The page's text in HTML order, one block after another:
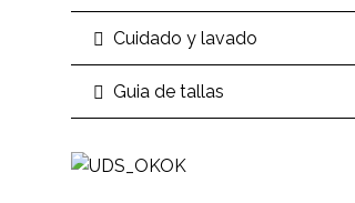
Cuidado y lavado
Guia de tallas